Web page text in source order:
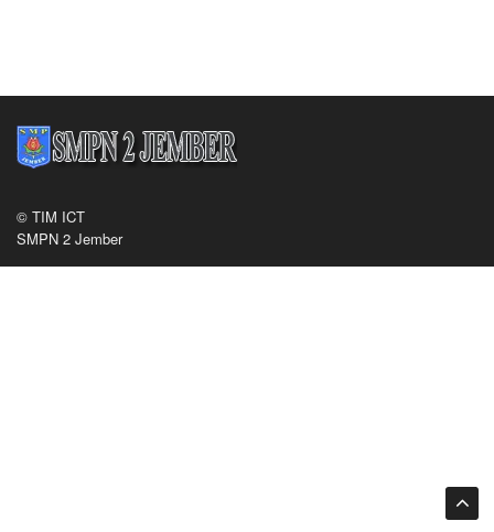
© TIM ICT
SMPN 2 Jember